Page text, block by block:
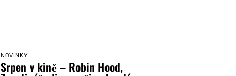
NOVINKY
Srpen v kině – Robin Hood,